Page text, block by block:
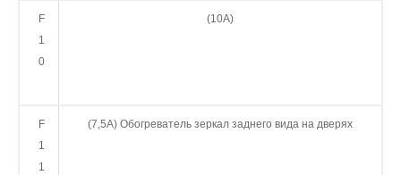
F
1
0
(10А)
F
1
1
(7,5А) Обогреватель зеркал заднего вида на дверях